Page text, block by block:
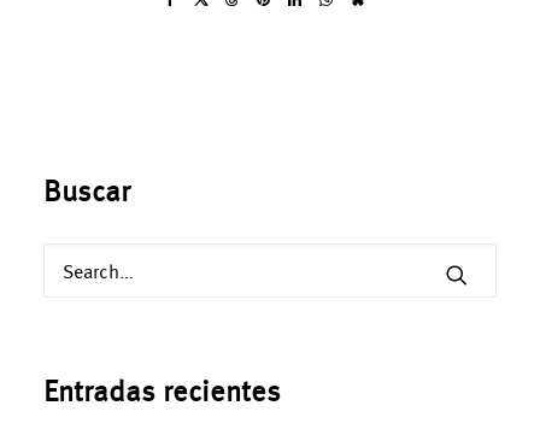
Buscar
Entradas recientes